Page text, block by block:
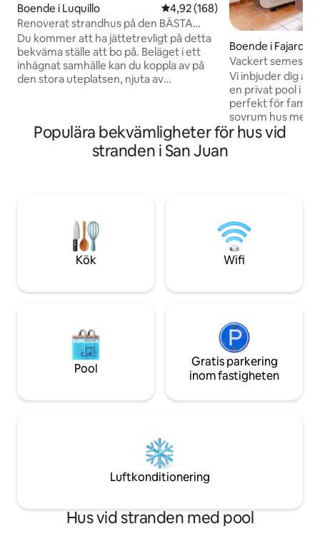
Boende i Luquillo 4,92 av 5 i genomsnittligt
4,92 (168)
Renoverat strandhus på den BÄSTA
stranden i Puerto Rico
Du kommer att ha jättetrevligt på detta
bekväma ställe att bo på. Beläget i ett
inhägnat samhälle kan du koppla av på
den stora uteplatsen, njuta av
atmosfär och vi hoppas att du älskar det
det så mycket som vi gör! Avstånd till
viktiga destinationer Strand: 5 minuters
bilresa Bio Bay: 20 min dr
Boende i Fajardo
Vackert
sovrum
Vi inbjuder dig att
en privat pool i
perfekt för
sovrum hus med
badrum, grill, 2
kock och båtturer
hög musik, fester
är Airbnb
Populära bekvämligheter för hus vid
stranden i San Juan
Kök Wifi
Pool
Gratis parkering
inom fastigheten
Luftkonditionering
Hus vid stranden med pool